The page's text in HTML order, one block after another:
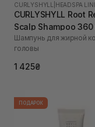
CURLYSHYLL HEADSPA
CURLYSHYLL Root
Scalp Shampoo
Шампунь для жирной
головы
1 425₴
ПОДАРОК